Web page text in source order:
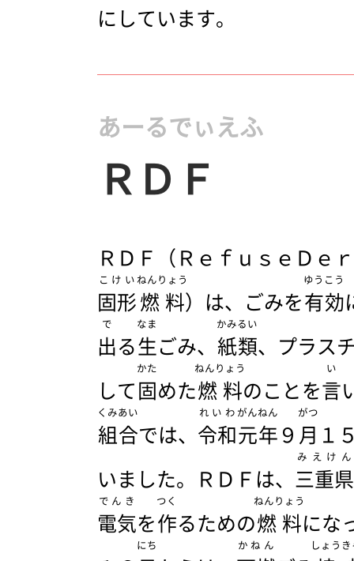
にしています。
あーるでぃえふ
ＲＤＦ
ＲＤＦ（ＲｅｆｕｓｅＤｅ
固形
こけい
燃料
ねんりょう
）は、ごみを有効
ゆうこう
出
で
る生
なま
ごみ、 紙類
かみるい
、プラス
して固
かた
めた燃料
ねんりょう
のことを言
い
組合
くみあい
では、 令和
れいわ
元年
がんねん
９ 月
がつ
１
いました。ＲＤＦは、 三重県
みえけん
電気
でんき
を作
つく
るための燃料
ねんりょう
にな
にち かねん しょう